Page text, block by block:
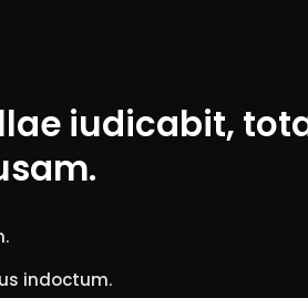
iudicabit,
indoctum.